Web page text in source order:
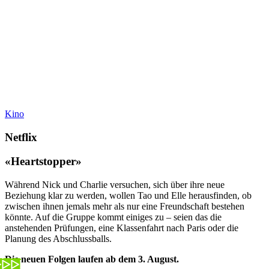
Kino
Netflix
«Heartstopper»
Während Nick und Charlie versuchen, sich über ihre neue
Beziehung klar zu werden, wollen Tao und Elle herausfinden, ob
zwischen ihnen jemals mehr als nur eine Freundschaft bestehen
könnte. Auf die Gruppe kommt einiges zu – seien das die
anstehenden Prüfungen, eine Klassenfahrt nach Paris oder die
Planung des Abschlussballs.
Die neuen Folgen laufen ab dem 3. August.